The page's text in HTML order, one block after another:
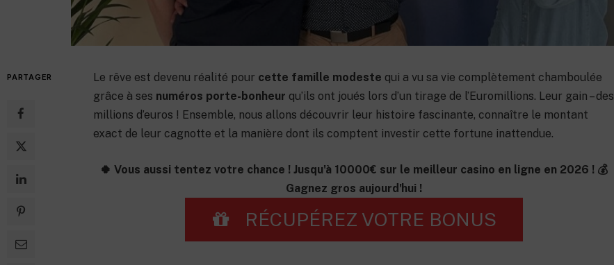
PARTAGER Le rêve est devenu réalité pour cette famille modeste qui a vu sa vie complètement chamboulée
grâce à ses numéros porte-bonheur qu’ils ont joués lors d’un tirage de l’Euromillions. Leur gain – des
millions d’euros ! Ensemble, nous allons découvrir leur histoire fascinante, connaître le montant
exact de leur cagnotte et la manière dont ils comptent investir cette fortune inattendue.
🍀 Vous aussi tentez votre chance ! Jusqu'à 10000€ sur le meilleur casino en ligne en 2026 ! 💰
Gagnez gros aujourd'hui !
RÉCUPÉREZ VOTRE BONUS